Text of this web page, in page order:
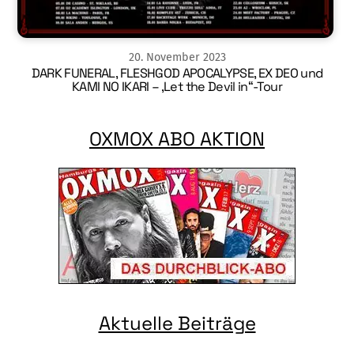
20. November 2023
DARK FUNERAL, FLESHGOD APOCALYPSE, EX DEO und
KAMI NO IKARI – ‚Let the Devil in“-Tour
OXMOX ABO AKTION
Aktuelle Beiträge